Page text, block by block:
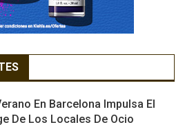
En Barcelona Impulsa El
De Los Locales De Ocio